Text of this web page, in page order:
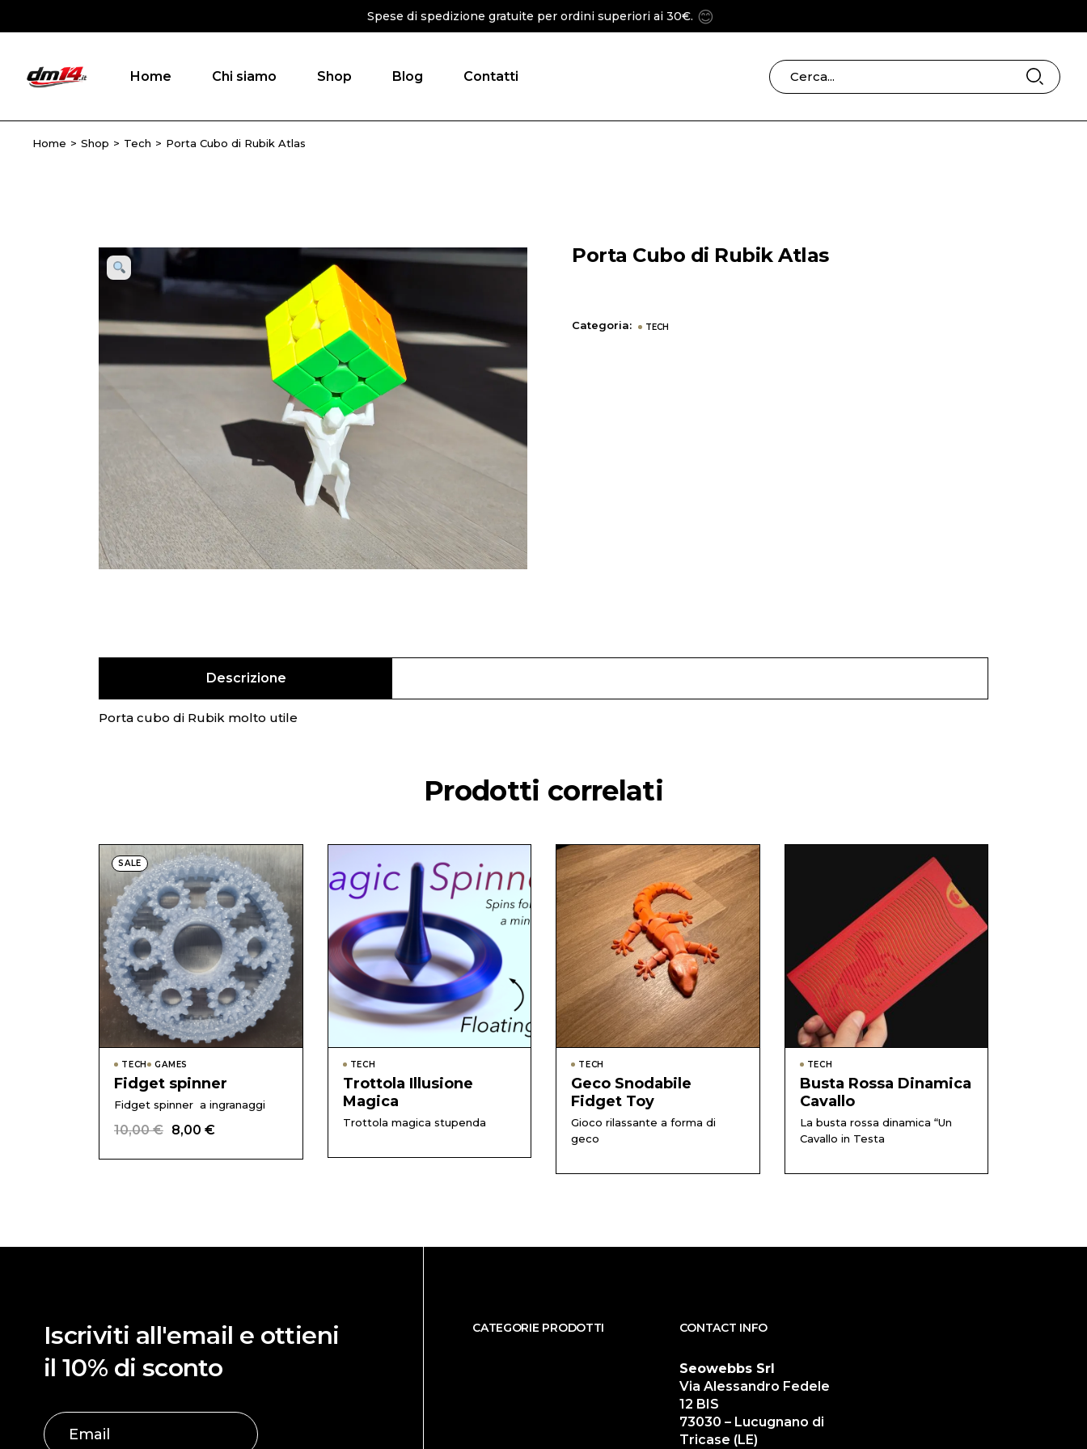
the
Spese di spedizione gratuite per ordini superiori ai 30€. 😊
Home Chi siamo Shop Blog Contatti
CERCA
Home Shop Tech Porta Cubo di Rubik Atlas
Porta Cubo di Rubik Atlas
Categoria: TECH
Descrizione
Porta cubo di Rubik molto utile
Prodotti correlati
SALE
TECH GAMES
Fidget spinner
Fidget spinner a ingranaggi
10,00€
Il
originale
8,00 €
Il
attuale
TECH
Trottola Illusione
Magica
Trottola magica stupenda
TECH
Geco Snodabile
Fidget Toy
Gioco rilassante a forma di
geco
TECH
Busta Rossa Dinamica
Cavallo
La busta rossa dinamica “Un
Cavallo in Testa
Iscriviti all'email e ottieni
il 10% di sconto
CATEGORIE PRODOTTI CONTACT INFO
Seowebbs Srl
Via Alessandro Fedele
12 BIS
73030 – Lucugnano di
Tricase (LE)